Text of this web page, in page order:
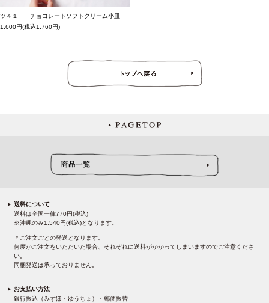
ツ４１ チョコレートソフトクリーム小皿
1,600円(税込1,760円)
送料について
送料は全国一律770円(税込)
※沖縄のみ1,540円(税込)となります。
＊ご注文ごとの発送となります。
何度かご注文をいただいた場合、それぞれに送料がかかってしまいますのでご注意くださ
い。
同梱発送は承っておりません。
お支払い方法
銀行振込（みずほ・ゆうちょ）・郵便振替